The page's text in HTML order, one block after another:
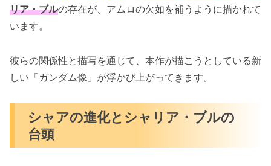
リア・ブルの存在が、アムロの欠如を補うように描かれて
います。
彼らの関係性と描写を通じて、本作が描こうとしている新
しい「ガンダム像」が浮かび上がってきます。
シャアの進化とシャリア・ブルの
台頭